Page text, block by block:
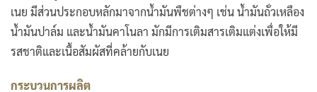
เนย มีส่วนประกอบหลักมาจากน้ำมันพืชต่างๆ เช่น น้ำมันถั่วเหลือง
น้ำมันปาล์ม และน้ำมันคาโนลา มักมีการเติมสารเติมแต่งเพื่อให้มี
รสชาติและเนื้อสัมผัสที่คล้ายกับเนย
กระบวนการผลิต